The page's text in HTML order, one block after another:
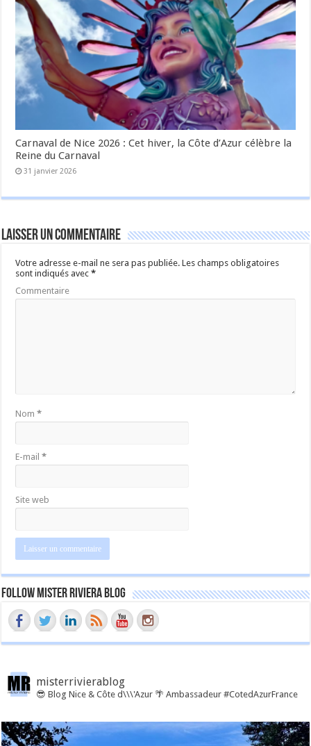
Carnaval de Nice 2026 : Cet hiver, la Côte d’Azur célèbre la
Reine du Carnaval
31 janvier 2026
Laisser un commentaire
Votre adresse e-mail ne sera pas publiée. Les champs obligatoires
sont indiqués avec*
Commentaire
Nom*
E-mail*
Site web
Follow Mister Riviera Blog
misterrivierablog
😎 Blog Nice & Côte d\\\'Azur 🌴 Ambassadeur #CotedAzurFrance